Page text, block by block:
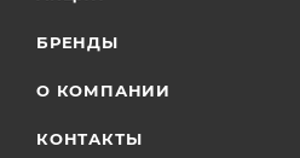
БРЕНДЫ
О КОМПАНИИ
КОНТАКТЫ